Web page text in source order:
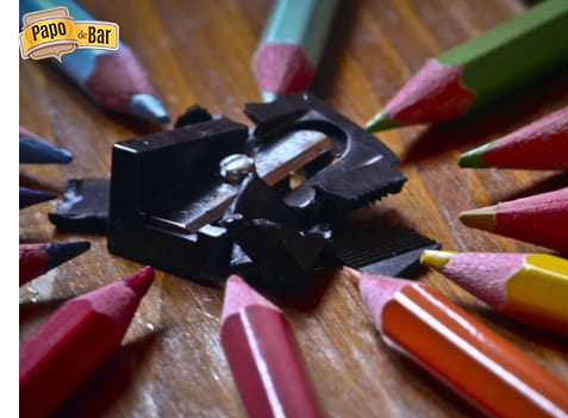
para
conteúdo